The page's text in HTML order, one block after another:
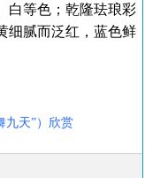
白等色；乾隆珐琅彩
细腻而泛红，蓝色鲜
九天”）欣赏